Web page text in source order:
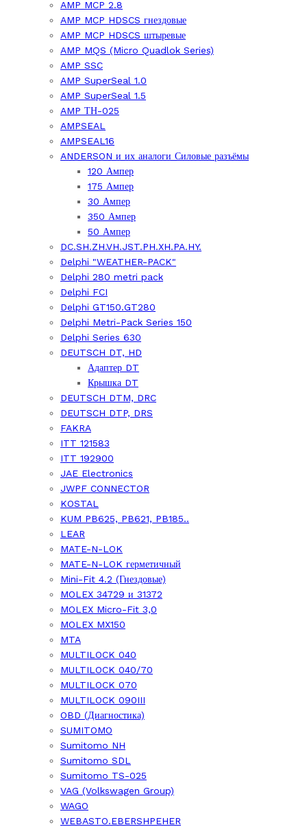
AMP MCP 2.8
AMP MCP HDSCS гнездовые
AMP MCP HDSCS штыревые
AMP MQS (Micro Quadlok Series)
AMP SSC
AMP SuperSeal 1.0
AMP SuperSeal 1.5
AMP ТН-025
AMPSEAL
AMPSEAL16
ANDERSON и их аналоги Силовые разъёмы
120 Ампер
175 Ампер
30 Ампер
350 Ампер
50 Ампер
DC.SH.ZH.VH.JST.PH.XH.PA.HY.
Delphi "WEATHER-PACK"
Delphi 280 metri pack
Delphi FCI
Delphi GT150.GT280
Delphi Metri-Pack Series 150
Delphi Series 630
DEUTSCH DT, HD
Адаптер DT
Крышка DT
DEUTSCH DTM, DRC
DEUTSCH DTP, DRS
FAKRA
ITT 121583
ITT 192900
JAE Electronics
JWPF CONNECTOR
KOSTAL
KUM PB625, PB621, PB185..
LEAR
MATE-N-LOK
MATE-N-LOK герметичный
Mini-Fit 4.2 (Гнездовые)
MOLEX 34729 и 31372
MOLEX Micro-Fit 3,0
MOLEX MX150
MTA
MULTILOCK 040
MULTILOCK 040/70
MULTILOCK 070
MULTILOCK 090III
OBD (Диагностика)
SUMITOMO
Sumitomo NH
Sumitomo SDL
Sumitomo TS-025
VAG (Volkswagen Group)
WAGO
WEBASTO.EBERSHPEHER